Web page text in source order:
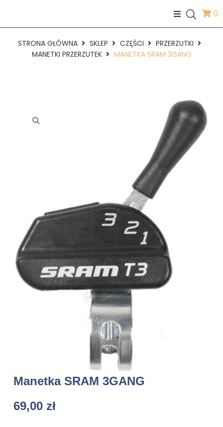
0
STRONA GŁÓWNA SKLEP CZĘŚCI
PRZERZUTKI
MANETKI PRZERZUTEK
MANETKA SRAM 3GANG
Manetka SRAM 3GANG
69,00 zł